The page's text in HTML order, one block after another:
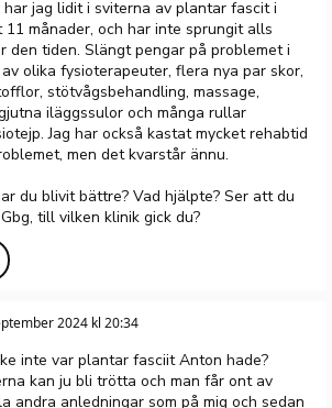
har jag lidit i sviterna av plantar fascit i
11 månader, och har inte sprungit alls
den tiden. Slängt pengar på problemet i
olika fysioterapeuter, flera nya par skor,
stötvågsbehandling, massage,
iläggssulor och många rullar
Jag har också kastat mycket rehabtid
men det kvarstår ännu.
du blivit bättre? Vad hjälpte? Ser att du
till vilken klinik gick du?
2024 kl 20:34
inte var plantar fasciit Anton hade?
kan ju bli trötta och man får ont av
andra anledningar som på mig och sedan